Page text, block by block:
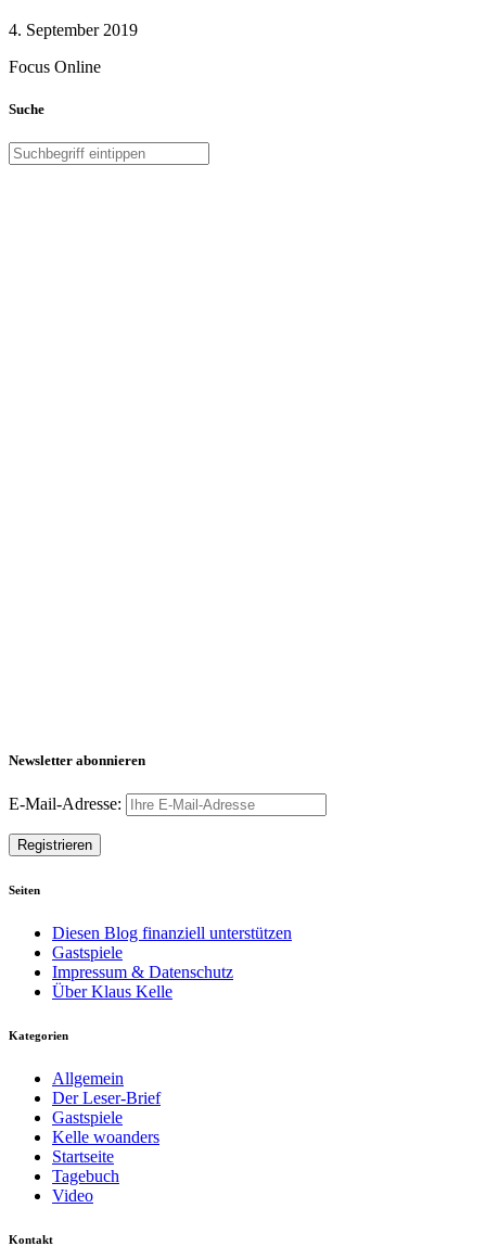
4. September 2019
Focus Online
Suche
Newsletter abonnieren
E-Mail-Adresse:
Seiten
Diesen Blog finanziell unterstützen
Gastspiele
Impressum & Datenschutz
Über Klaus Kelle
Kategorien
Allgemein
Der Leser-Brief
Gastspiele
Kelle woanders
Startseite
Tagebuch
Video
Kontakt